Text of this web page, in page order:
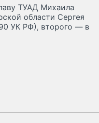
ТУАД Михаила
области Сергея
УК РФ), второго — в